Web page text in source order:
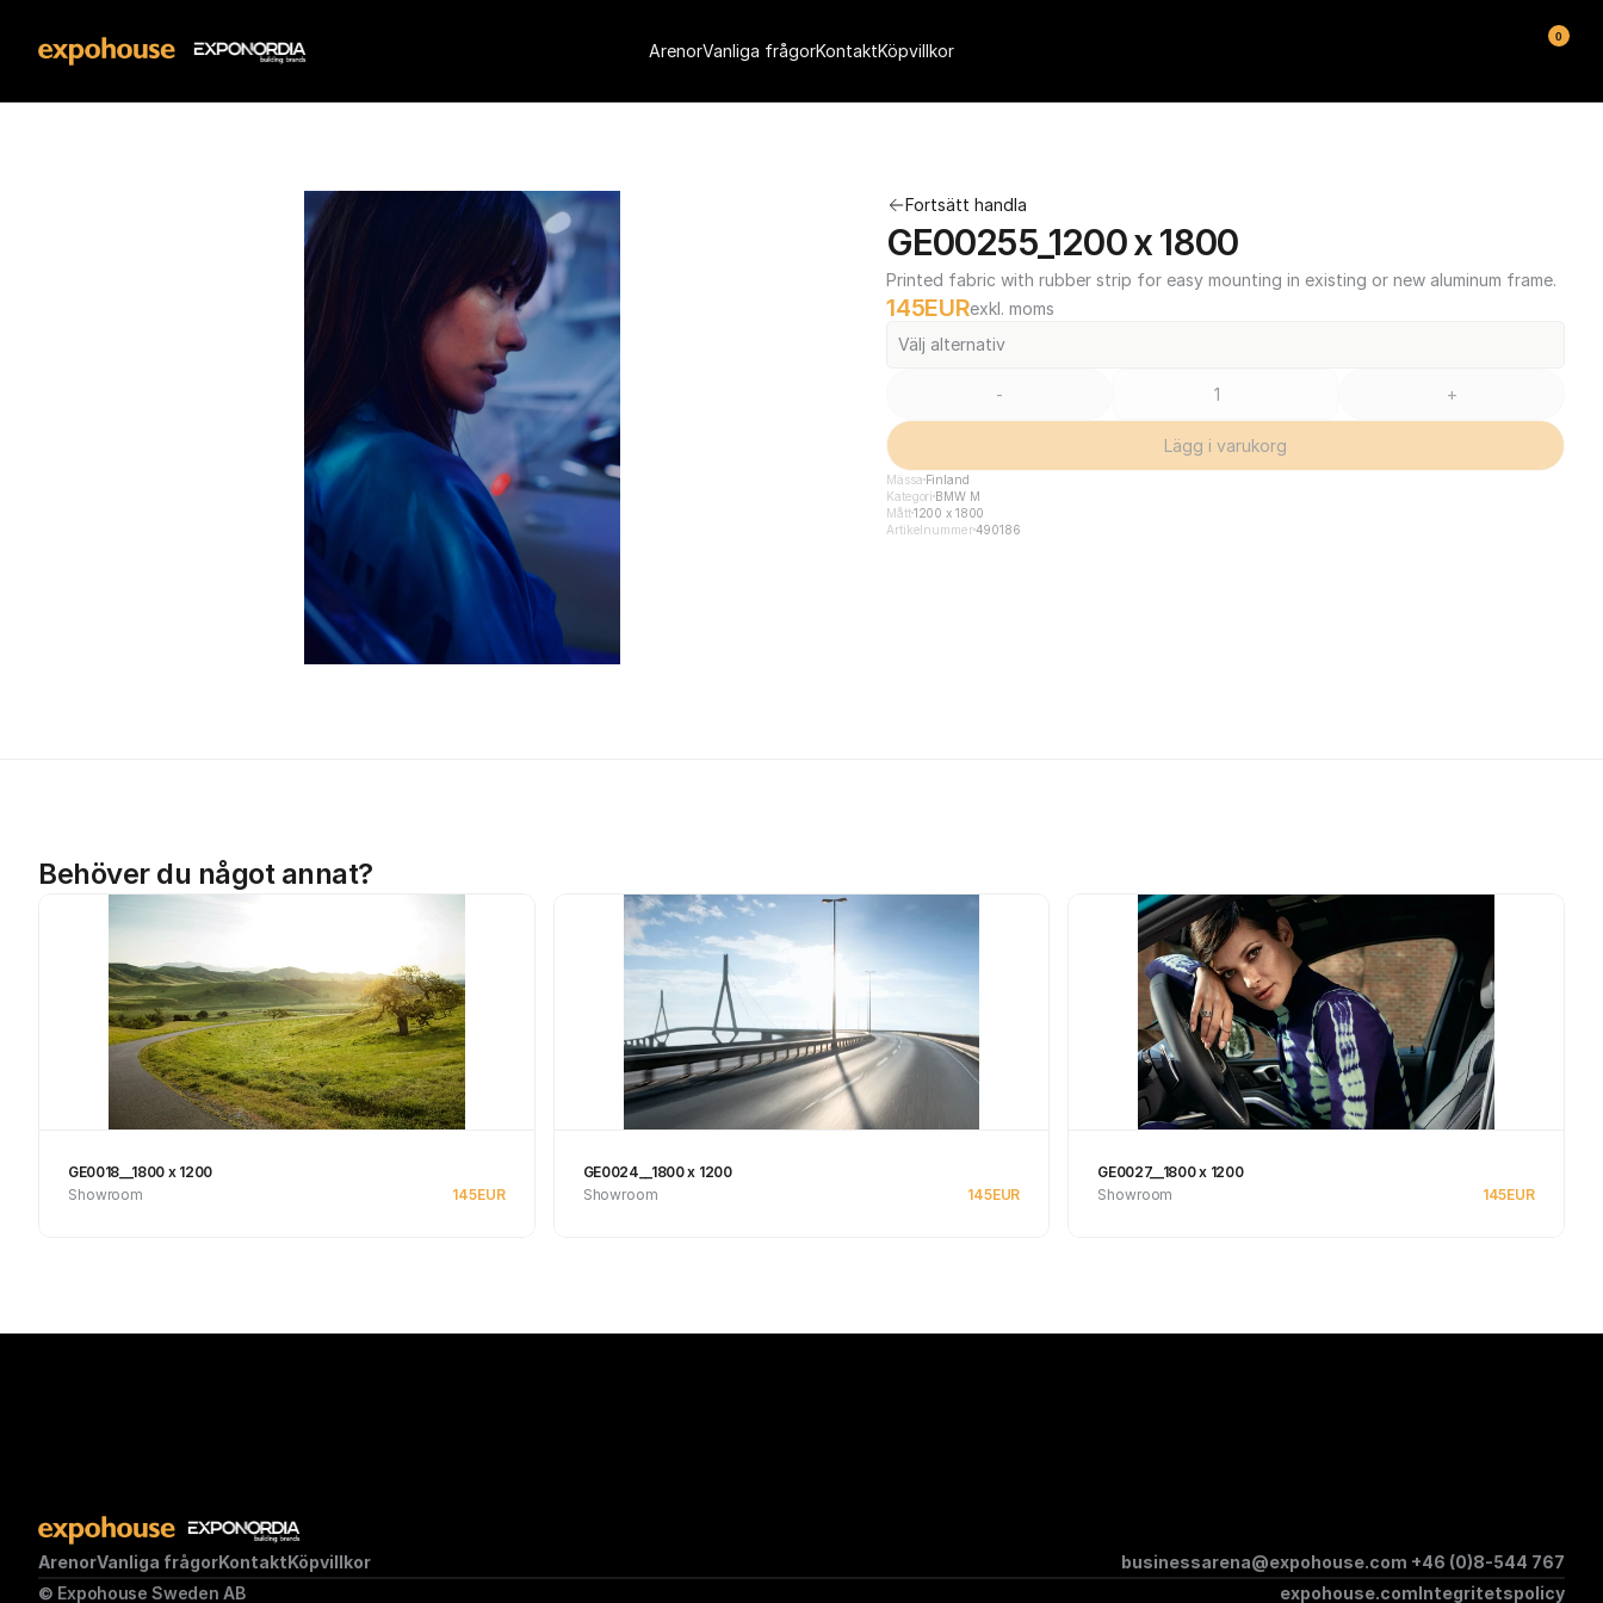
Fortsätt handla
GE00255_1200 x 1800
Printed fabric with rubber strip for easy mounting in existing or new aluminum frame.
145EURexkl. moms
Välj alternativ
- +
Lägg i varukorg
Mässa Finland
Kategori BMW M
Mått1200 x 1800
Artikelnummer490186
Behöver du något annat?
GE0018__1800 x 1200
Showroom
145EUR
GE0024__1800 x 1200
Showroom
145EUR
GE0027__1800 x 1200
Showroom
145EUR
ArenorVanliga frågorKontaktKöpvillkor businessarena@expohouse.com +46 (0)8-544 767
© Expohouse Sweden AB
expohouse.comIntegritetspolicy
ArenorVanliga frågorKontaktKöpvillkor
0